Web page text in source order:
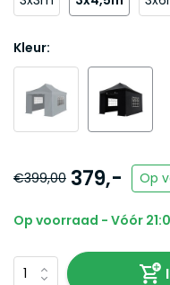
Kleur:
€399,00 379,- Op
Op voorraad - Vóór